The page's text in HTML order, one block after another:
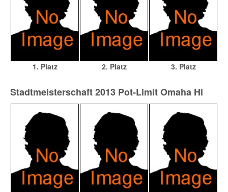
1. Platz 2. Platz 3. Platz
Stadtmeisterschaft 2013 Pot-Limit Omaha Hi